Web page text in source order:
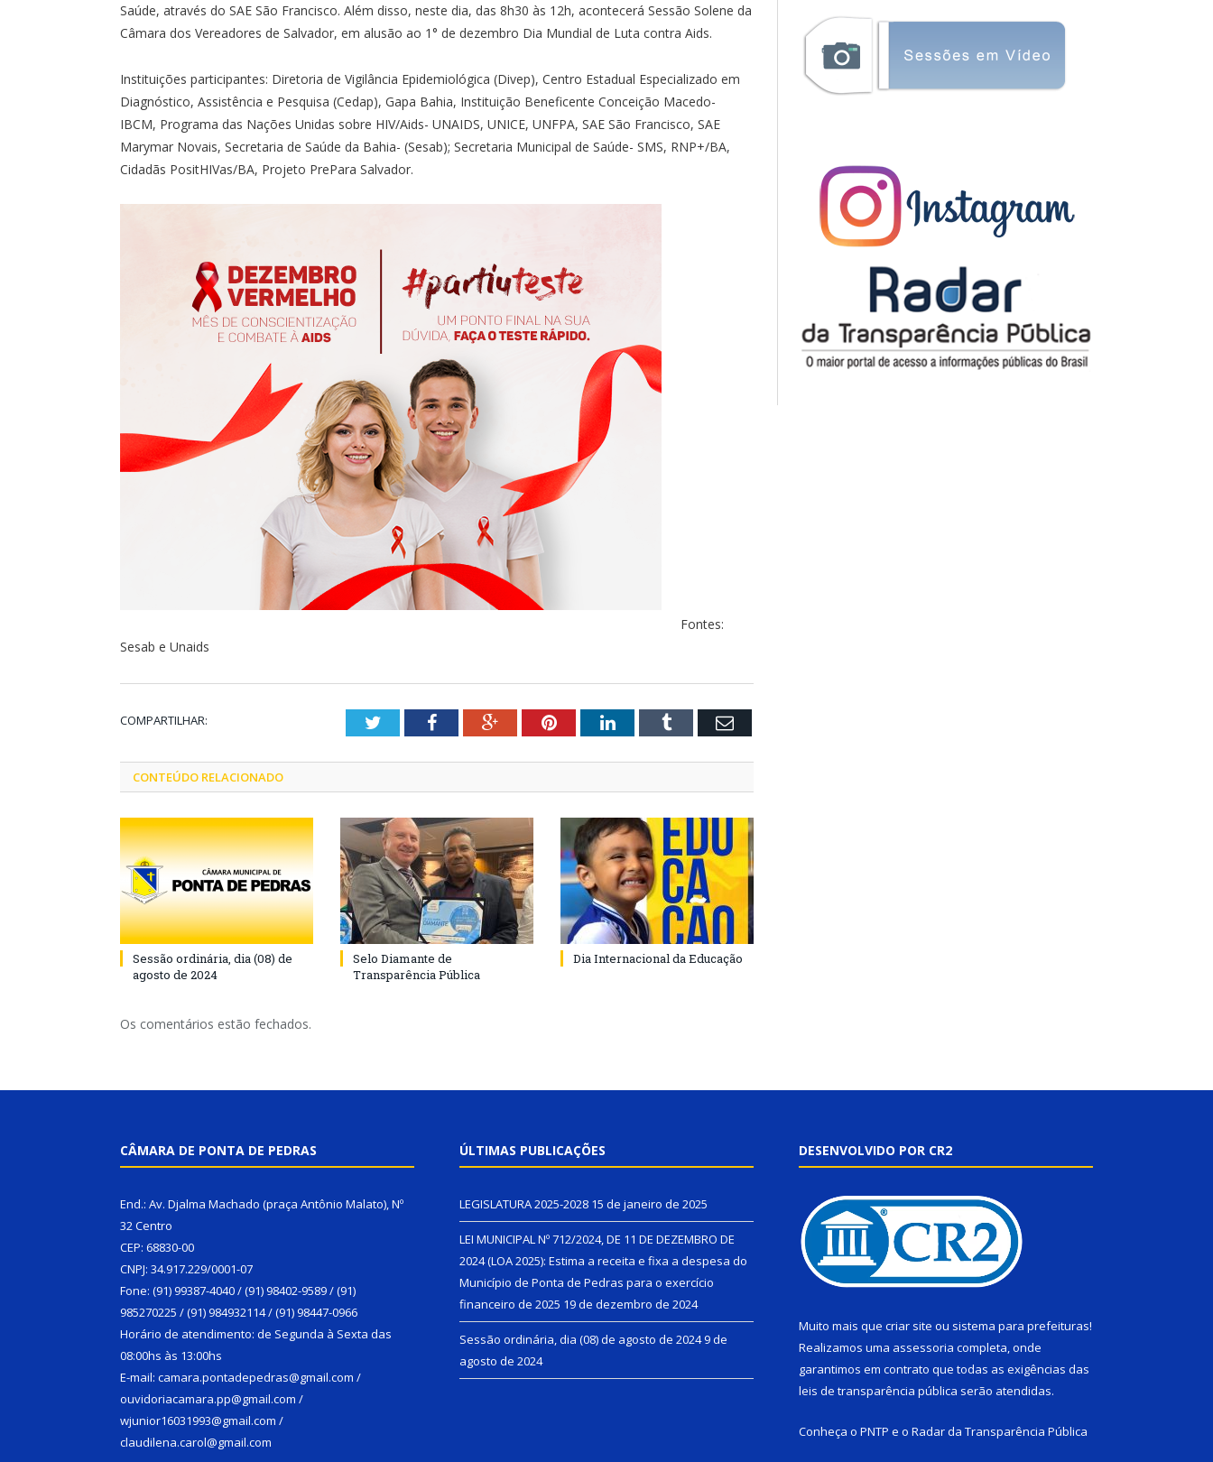
Saúde, através do SAE São Francisco. Além disso, neste dia, das 8h30 às 12h, acontecerá Sessão Solene da
Câmara dos Vereadores de Salvador, em alusão ao 1° de dezembro Dia Mundial de Luta contra Aids.
Instituições participantes: Diretoria de Vigilância Epidemiológica (Divep), Centro Estadual Especializado em
Diagnóstico, Assistência e Pesquisa (Cedap), Gapa Bahia, Instituição Beneficente Conceição Macedo-
IBCM, Programa das Nações Unidas sobre HIV/Aids- UNAIDS, UNICE, UNFPA, SAE São Francisco, SAE
Marymar Novais, Secretaria de Saúde da Bahia- (Sesab); Secretaria Municipal de Saúde- SMS, RNP+/BA,
Cidadãs PositHIVas/BA, Projeto PrePara Salvador.
Fontes:
Sesab e Unaids
COMPARTILHAR: TwitterFacebookGoogle+PinterestLinkedInTumblr Email
CONTEÚDO RELACIONADO
Sessão ordinária, dia (08) de
agosto de 2024
Selo Diamante de
Transparência Pública
Dia Internacional da Educação
Os comentários estão fechados.
CÂMARA DE PONTA DE PEDRAS
End.: Av. Djalma Machado (praça Antônio Malato), Nº
32 Centro
CEP: 68830-00
CNPJ: 34.917.229/0001-07
Fone: (91) 99387-4040 / (91) 98402-9589 / (91)
985270225 / (91) 984932114 / (91) 98447-0966
Horário de atendimento: de Segunda à Sexta das
08:00hs às 13:00hs
E-mail: camara.pontadepedras@gmail.com /
ouvidoriacamara.pp@gmail.com /
wjunior16031993@gmail.com /
claudilena.carol@gmail.com
ÚLTIMAS PUBLICAÇÕES
LEGISLATURA 2025-2028 15 de janeiro de 2025
LEI MUNICIPAL Nº 712/2024, DE 11 DE DEZEMBRO DE
2024 (LOA 2025): Estima a receita e fixa a despesa do
Município de Ponta de Pedras para o exercício
financeiro de 2025 19 de dezembro de 2024
Sessão ordinária, dia (08) de agosto de 20249 de
agosto de 2024
DESENVOLVIDO POR CR2
Muito mais que criar site ou sistema para prefeituras!
Realizamos uma assessoria completa, onde
garantimos em contrato que todas as exigências das
leis de transparência pública serão atendidas.
Conheça o PNTP e o Radar da Transparência Pública